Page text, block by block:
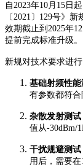
自2023年10月15日
〔2021〕129号》
效期截止到2025年
提前完成标准升级。
新规对技术要求进
基础射频性能
有参数都符合
杂散发射测试
值从-30dBm/
干扰规避测试
用后，需要